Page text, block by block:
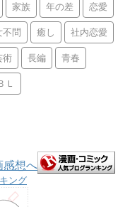
家族 年の差 恋愛
不問 癒し 社内恋愛
術 長編 青春
Ｌ
ング